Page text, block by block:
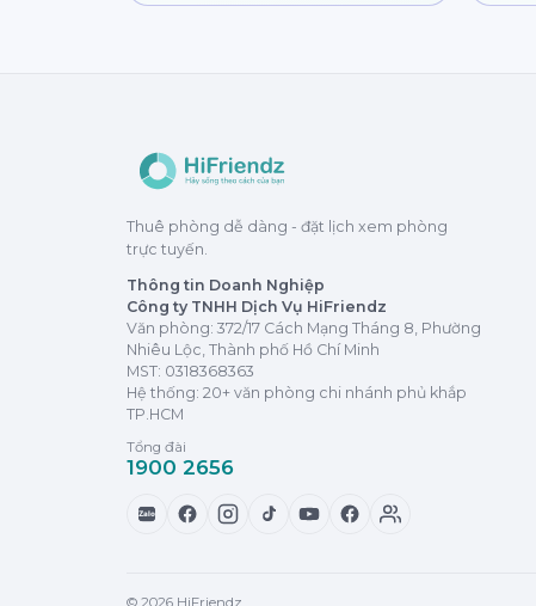
Thuê phòng dễ dàng - đặt lịch xem phòng
trực tuyến.
Thông tin Doanh Nghiệp
Công ty TNHH Dịch Vụ HiFriendz
Văn phòng: 372/17 Cách Mạng Tháng 8, Phường
Nhiêu Lộc, Thành phố Hồ Chí Minh
MST: 0318368363
Hệ thống: 20+ văn phòng chi nhánh phủ khắp
TP.HCM
Tổng đài
1900 2656
Zalo
© 2026 HiFriendz